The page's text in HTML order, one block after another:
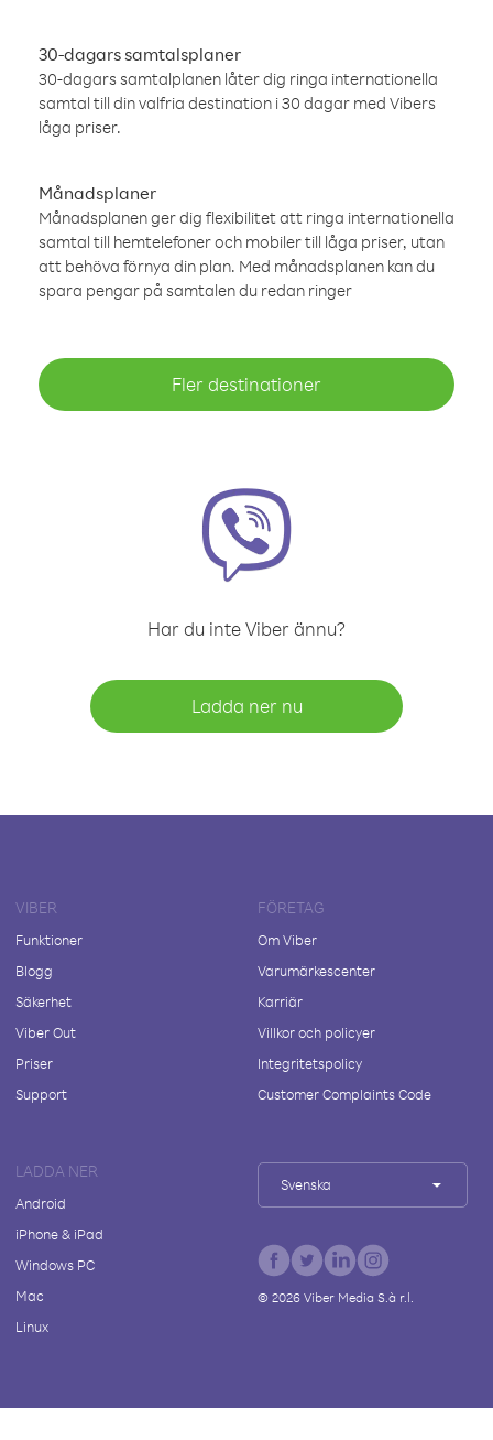
30-dagars samtalsplaner
30-dagars samtalplanen låter dig ringa internationella
samtal till din valfria destination i 30 dagar med Vibers
låga priser.
Månadsplaner
Månadsplanen ger dig flexibilitet att ringa internationella
samtal till hemtelefoner och mobiler till låga priser, utan
att behöva förnya din plan. Med månadsplanen kan du
spara pengar på samtalen du redan ringer
Fler destinationer
Har du inte Viber ännu?
Ladda ner nu
VIBER
Funktioner
Blogg
Säkerhet
Viber Out
Priser
Support
FÖRETAG
Om Viber
Varumärkescenter
Karriär
Villkor och policyer
Integritetspolicy
Customer Complaints Code
LADDA NER
Android
iPhone & iPad
Windows PC
Mac
Linux
Svenska
© 2026Viber Media S.à r.l.